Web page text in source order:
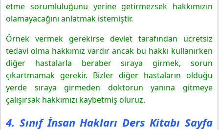
etme sorumluluğunu yerine getirmezsek hakkımızın
olamayacağını anlatmak istemiştir.
Örnek vermek gerekirse devlet tarafından ücretsiz
tedavi olma hakkımız vardır ancak bu hakkı kullanırken
diğer hastalarla beraber sıraya girmek, sorun
çıkartmamak gerekir. Bizler diğer hastaların olduğu
yerde sıraya girmeden doktorun yanına gitmeye
çalışırsak hakkımızı kaybetmiş oluruz.
4. Sınıf İnsan Hakları Ders Kitabı Sayfa